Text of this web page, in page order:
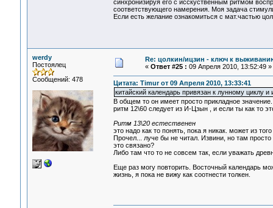
синхронизируя его с исскуственным ритмом
соответствующего намерения. Моя задача
Если есть желание ознакомиться с мат.частью
werdy
Постоялец
Сообщений: 478
Re: цолкин/ицзин - ключ к
« Ответ #25 : 09 Апреля 2010, 13:52:49 »
Цитата: Timur от 09 Апреля 2010, 13:33:41
китайский календарь привязан к лунному циклу
В общем то он имеет просто прикладное значение.
ритм 12\60 следует из И-Цзын , и если ты как то
Ритм 13\20 естественен
это надо как то понять, пока я никак. может из
Прочел... луче бы не читал. Извини, но там
это связано?
Либо там что то не совсем так, если уважать
Еще раз могу повторить. Восточный календарь
жизнь, я пока не вижу как соотнести толкен.